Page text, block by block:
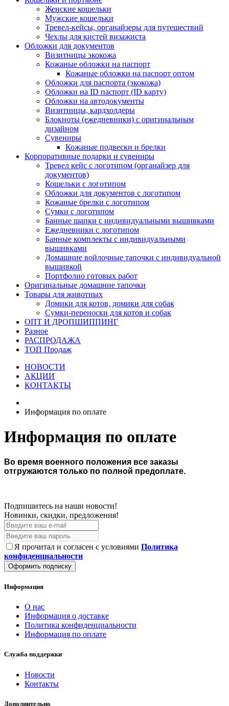
Женские кошельки
Мужские кошельки
Тревел-кейсы, органайзеры для путешествий
Чехлы для кистей визажиста
Обложки для документов
Визитницы экокожа
Кожаные обложки на паспорт
Кожаные обложки на паспорт оптом
Обложки для паспорта (экокожа)
Обложки на ID паспорт (ID карту)
Обложки на автодокументы
Визитницы, кардхолдеры
Блокноты (ежедневники) с оригинальным
дизайном
Сувениры
Кожаные подвески и брелки
Корпоративные подарки и сувениры
Тревел кейс с логотипом (органайзер для
документов)
Кошельки с логотипом
Обложки для документов с логотипом
Кожаные брелки с логотипом
Сумки с логотипом
Банные шапки с индивидуальными вышивками
Ежедневники с логотипом
Банные комплекты с индивидуальными
вышивками
Домашние войлочные тапочки с индивидуальной
вышивкой
Портфолио готовых работ
Оригинальные домашние тапочки
Товары для животных
Домики для котов, домики для собак
Сумки-переноски для котов и собак
ОПТ И ДРОПШИППИНГ
Разное
РАСПРОДАЖА
ТОП Продаж
НОВОСТИ
АКЦИИ
КОНТАКТЫ
Информация по оплате
Информация по оплате
Во время военного положения все заказы
отгружаются только по полной предоплате.
Подпишитесь на наши новости!
Новинки, скидки, предложения!
Я прочитал и согласен с условиями Политика
конфиденциальности
Оформить подписку
Информация
О нас
Информация о доставке
Политика конфиденциальности
Информация по оплате
Служба поддержки
Новости
Контакты
Дополнительно